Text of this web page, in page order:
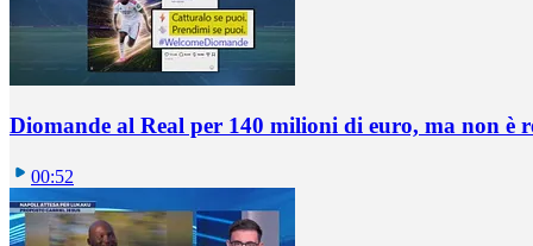
Diomande al Real per 140 milioni di euro, ma non è
00:52